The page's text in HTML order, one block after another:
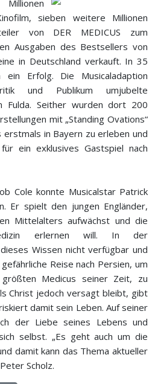
sieben weitere Millionen
von DER MEDICUS zum
Ausgaben des Bestsellers von
in Deutschland verkauft. In 35
Erfolg. Die Musicaladaption
und Publikum umjubelte
Fulda. Seither wurden dort 200
mit „Standing Ovations“
in Bayern zu erleben und
ein exklusives Gastspiel nach
Cole konnte Musicalstar Patrick
Er spielt den jungen Engländer,
Mittelalters aufwächst und die
erlernen will. In der
Wissen nicht verfügbar und
Reise nach Persien, um
Medicus seiner Zeit, zu
Christ jedoch versagt bleibt, gibt
damit sein Leben. Auf seiner
der Liebe seines Lebens und
selbst. „Es geht auch um die
damit kann das Thema aktueller
Scholz.